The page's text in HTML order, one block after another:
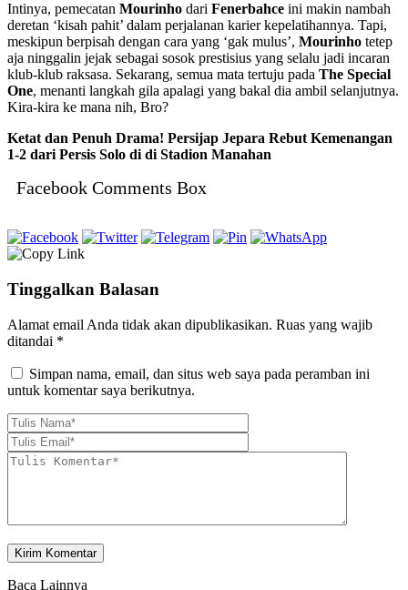
Intinya, pemecatan Mourinho dari Fenerbahce ini makin nambah
deretan ‘kisah pahit’ dalam perjalanan karier kepelatihannya. Tapi,
meskipun berpisah dengan cara yang ‘gak mulus’, Mourinho tetep
aja ninggalin jejak sebagai sosok prestisius yang selalu jadi incaran
klub-klub raksasa. Sekarang, semua mata tertuju pada The Special
One, menanti langkah gila apalagi yang bakal dia ambil selanjutnya.
Kira-kira ke mana nih, Bro?
Ketat dan Penuh Drama! Persijap Jepara Rebut Kemenangan
1-2 dari Persis Solo di di Stadion Manahan
Facebook Comments Box
Tinggalkan Balasan
Alamat email Anda tidak akan dipublikasikan. Ruas yang wajib
ditandai *
Simpan nama, email, dan situs web saya pada peramban ini
untuk komentar saya berikutnya.
Baca Lainnya